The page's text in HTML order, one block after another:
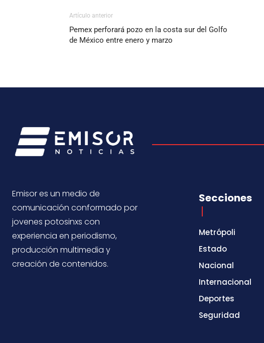
Artículo anterior
Pemex perforará pozo en la costa sur del Golfo
de México entre enero y marzo
Emisor es un medio de
comunicación conformado por
jovenes potosinxs con
experiencia en periodismo,
producción multimedia y
creación de contenidos.
Secciones
Metrópoli
Estado
Nacional
Internacional
Deportes
Seguridad